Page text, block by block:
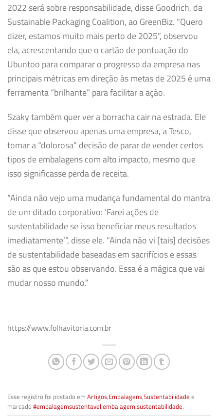
2022 será sobre responsabilidade, disse Goodrich, da
Sustainable Packaging Coalition, ao GreenBiz. “Quero
dizer, estamos muito mais perto de 2025”, observou
ela, acrescentando que o cartão de pontuação do
Ubuntoo para comparar o progresso da empresa nas
principais métricas em direção às metas de 2025 é uma
ferramenta “brilhante” para facilitar a ação.
Szaky também quer ver a borracha cair na estrada. Ele
disse que observou apenas uma empresa, a Tesco,
tomar a “dolorosa” decisão de parar de vender certos
tipos de embalagens com alto impacto, mesmo que
isso significasse perda de receita.
“Ainda não vejo uma mudança fundamental do mantra
de um ditado corporativo: ‘Farei ações de
sustentabilidade se isso beneficiar meus resultados
imediatamente’”, disse ele. “Ainda não vi [tais] decisões
de sustentabilidade baseadas em sacrifícios e essas
são as que estou observando. Essa é a mágica que vai
mudar nosso mundo.”
https://www.folhavitoria.com.br
Esse registro foi postado em Artigos,Embalagens,Sustentabilidade e
marcado#embalagemsustentavel,embalagem,sustentabilidade.